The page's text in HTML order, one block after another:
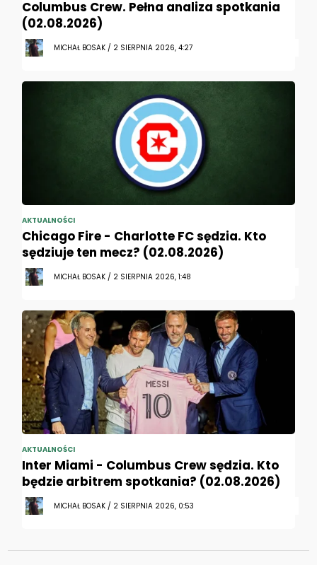
Columbus Crew. Pełna analiza spotkania
(02.08.2026)
MICHAŁ BOSAK / 2 SIERPNIA 2026, 4:27
AKTUALNOŚCI
Chicago Fire - Charlotte FC sędzia. Kto
sędziuje ten mecz? (02.08.2026)
MICHAŁ BOSAK / 2 SIERPNIA 2026, 1:48
AKTUALNOŚCI
Inter Miami - Columbus Crew sędzia. Kto
będzie arbitrem spotkania? (02.08.2026)
MICHAŁ BOSAK / 2 SIERPNIA 2026, 0:53